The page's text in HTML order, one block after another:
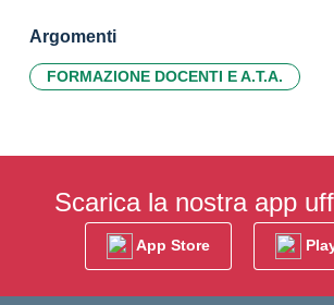
Argomenti
FORMAZIONE DOCENTI E A.T.A.
Scarica la nostra app
App Store